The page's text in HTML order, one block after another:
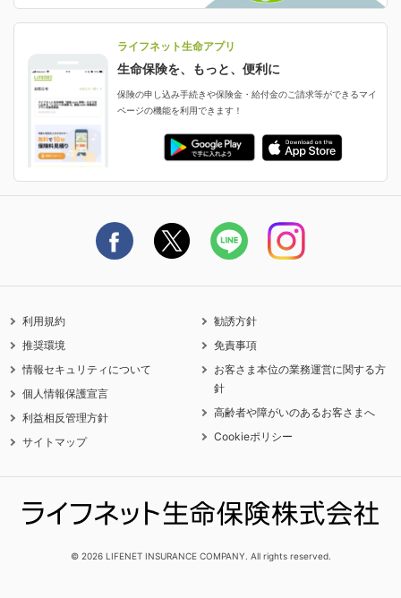
評判・口コミ
ご契約者さまに聞きました！
申し込みガイド
ご契約の流れと必要書類
保険料の支払い方法
認知症・MCIに備える
ご契約者さま向け各種お手続き・サービス
保険金・給付金のご請求
生命保険料控除に関するご案内
採用情報
生命保険マニフェスト
ライフネット生命のCMページ
ライフネット生命公式note
資料請求
ライフネット生命アプリ
生命保険を、もっと、便利に
保険の申し込み手続きや保険金・給付金のご請求等ができるマイ
ページの機能を利用できます！
利用規約
推奨環境
情報セキュリティについて
個人情報保護宣言
利益相反管理方針
サイトマップ
勧誘方針
免責事項
お客さま本位の業務運営に関する方
針
高齢者や障がいのあるお客さまへ
Cookieポリシー
© 2026 LIFENET INSURANCE COMPANY. All rights reserved.